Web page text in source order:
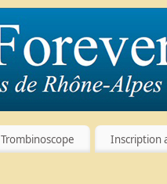
Trombinoscope Inscription